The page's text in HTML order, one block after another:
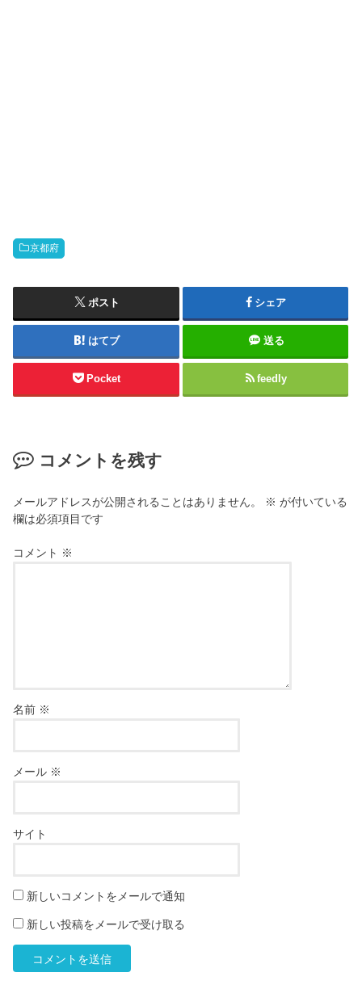
京都府
ポスト シェア
はてブ 送る
Pocket feedly
コメントを残す
メールアドレスが公開されることはありません。 ※ が付いている
欄は必須項目です
コメント ※
名前 ※
メール ※
サイト
新しいコメントをメールで通知
新しい投稿をメールで受け取る